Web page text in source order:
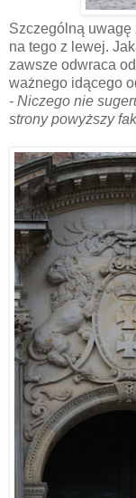
Szczególną uwagę
na tego z lewej.
zawsze odwraca
ważnego idącego
- Niczego nie
strony powyższy